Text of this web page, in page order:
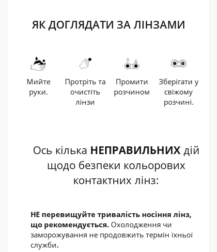
ЯК ДОГЛЯДАТИ ЗА ЛІНЗАМИ
Мийте
руки.
Протріть та
очистіть
лінзи
Промити
розчином
Зберігати у
свіжому
розчині.
Ось кілька НЕПРАВИЛЬНИХдій
щодо безпеки кольорових
контактних лінз:
НЕ перевищуйте тривалість носіння лінз,
що рекомендується. Охолодження чи
заморожування не продовжить термін їхньої
служби.